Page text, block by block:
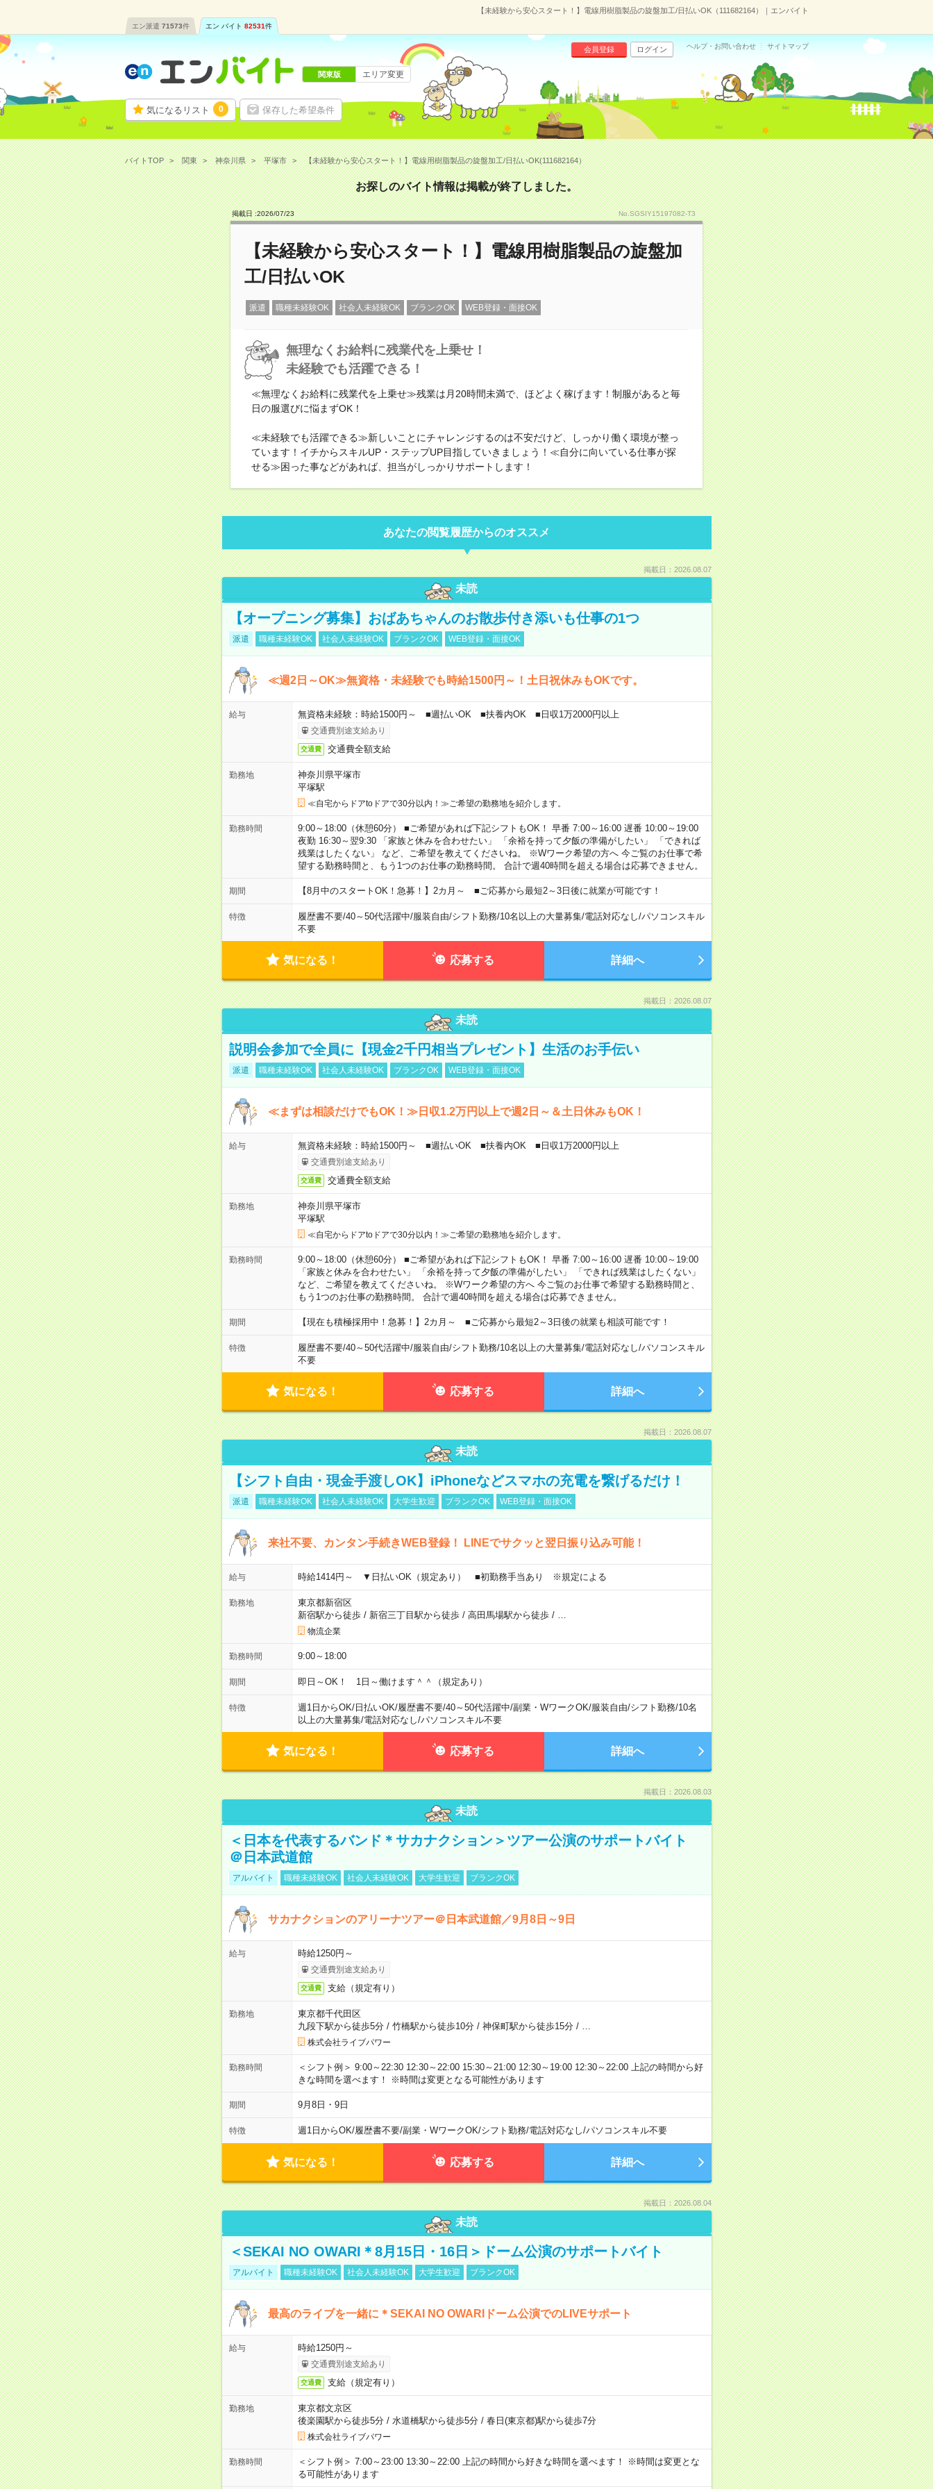
【未経験から安心スタート！】電線用樹脂製品の旋盤加工/日払いOK（111682164）｜エンバイト
エン派遣 71573件 エン バイト 82531件
気になるリスト 0 保存した希望条件
会員登録 ログイン ヘルプ・お問い合わせ サイトマップ
関東版 エリア変更
バイトTOP 関東 神奈川県 平塚市 【未経験から安心スタート！】電線用樹脂製品の旋盤加工/日払いOK(111682164）
お探しのバイト情報は掲載が終了しました。
掲載日 :2026/07/23 No.SGSIY15197082-T3
【未経験から安心スタート！】電線用樹脂製品の旋盤加
工/日払いOK
派遣 職種未経験OK 社会人未経験OK ブランクOK WEB登録・面接OK
無理なくお給料に残業代を上乗せ！
未経験でも活躍できる！
≪無理なくお給料に残業代を上乗せ≫残業は月20時間未満で、ほどよく稼げます！制服があると毎
日の服選びに悩まずOK！
≪未経験でも活躍できる≫新しいことにチャレンジするのは不安だけど、しっかり働く環境が整っ
ています！イチからスキルUP・ステップUP目指していきましょう！≪自分に向いている仕事が探
せる≫困った事などがあれば、担当がしっかりサポートします！
あなたの閲覧履歴からのオススメ
掲載日：2026.08.07
未読
【オープニング募集】おばあちゃんのお散歩付き添いも仕事の1つ
派遣 職種未経験OK 社会人未経験OK ブランクOK WEB登録・面接OK
≪週2日～OK≫無資格・未経験でも時給1500円～！土日祝休みもOKです。
給与 無資格未経験：時給1500円～ ■週払いOK ■扶養内OK ■日収1万2000円以上
交通費別途支給あり
交通費 交通費全額支給
勤務地
神奈川県平塚市
平塚駅
≪自宅からドアtoドアで30分以内！≫ご希望の勤務地を紹介します。
勤務時間
9:00～18:00（休憩60分） ■ご希望があれば下記シフトもOK！ 早番 7:00～16:00 遅番 10:00～19:00
夜勤 16:30～翌9:30 「家族と休みを合わせたい」 「余裕を持って夕飯の準備がしたい」 「できれば
残業はしたくない」 など、ご希望を教えてくださいね。 ※Wワーク希望の方へ 今ご覧のお仕事で希
望する勤務時間と、もう1つのお仕事の勤務時間。 合計で週40時間を超える場合は応募できません。
期間 【8月中のスタートOK！急募！】2カ月～ ■ご応募から最短2～3日後に就業が可能です！
特徴 履歴書不要/40～50代活躍中/服装自由/シフト勤務/10名以上の大量募集/電話対応なし/パソコンスキル
不要
気になる！ 応募する 詳細へ
掲載日：2026.08.07
未読
説明会参加で全員に【現金2千円相当プレゼント】生活のお手伝い
派遣 職種未経験OK 社会人未経験OK ブランクOK WEB登録・面接OK
≪まずは相談だけでもOK！≫日収1.2万円以上で週2日～＆土日休みもOK！
給与 無資格未経験：時給1500円～ ■週払いOK ■扶養内OK ■日収1万2000円以上
交通費別途支給あり
交通費 交通費全額支給
勤務地
神奈川県平塚市
平塚駅
≪自宅からドアtoドアで30分以内！≫ご希望の勤務地を紹介します。
勤務時間
9:00～18:00（休憩60分） ■ご希望があれば下記シフトもOK！ 早番 7:00～16:00 遅番 10:00～19:00
「家族と休みを合わせたい」 「余裕を持って夕飯の準備がしたい」 「できれば残業はしたくない」
など、ご希望を教えてくださいね。 ※Wワーク希望の方へ 今ご覧のお仕事で希望する勤務時間と、
もう1つのお仕事の勤務時間。 合計で週40時間を超える場合は応募できません。
期間 【現在も積極採用中！急募！】2カ月～ ■ご応募から最短2～3日後の就業も相談可能です！
特徴 履歴書不要/40～50代活躍中/服装自由/シフト勤務/10名以上の大量募集/電話対応なし/パソコンスキル
不要
気になる！ 応募する 詳細へ
掲載日：2026.08.07
未読
【シフト自由・現金手渡しOK】iPhoneなどスマホの充電を繋げるだけ！
派遣 職種未経験OK 社会人未経験OK 大学生歓迎 ブランクOK WEB登録・面接OK
来社不要、カンタン手続きWEB登録！ LINEでサクッと翌日振り込み可能！
給与 時給1414円～ ▼日払いOK（規定あり） ■初勤務手当あり ※規定による
勤務地
東京都新宿区
新宿駅から徒歩/ 新宿三丁目駅から徒歩/ 高田馬場駅から徒歩/
物流企業
勤務時間 9:00～18:00
期間 即日～OK！ 1日～働けます＾＾（規定あり）
特徴 週1日からOK/日払いOK/履歴書不要/40～50代活躍中/副業・WワークOK/服装自由/シフト勤務/10名
以上の大量募集/電話対応なし/パソコンスキル不要
気になる！ 応募する 詳細へ
掲載日：2026.08.03
未読
＜日本を代表するバンド＊サカナクション＞ツアー公演のサポートバイト
＠日本武道館
アルバイト 職種未経験OK 社会人未経験OK 大学生歓迎 ブランクOK
サカナクションのアリーナツアー＠日本武道館／9月8日～9日
給与 時給1250円～
交通費別途支給あり
交通費 支給（規定有り）
勤務地
東京都千代田区
九段下駅から徒歩5分/ 竹橋駅から徒歩10分/ 神保町駅から徒歩15分/
株式会社ライブパワー
勤務時間
＜シフト例＞ 9:00～22:30 12:30～22:00 15:30～21:00 12:30～19:00 12:30～22:00 上記の時間から好
きな時間を選べます！ ※時間は変更となる可能性があります
期間 9月8日・9日
特徴 週1日からOK/履歴書不要/副業・WワークOK/シフト勤務/電話対応なし/パソコンスキル不要
気になる！ 応募する 詳細へ
掲載日：2026.08.04
未読
＜SEKAI NO OWARI＊8月15日・16日＞ドーム公演のサポートバイト
アルバイト 職種未経験OK 社会人未経験OK 大学生歓迎 ブランクOK
最高のライブを一緒に＊SEKAI NO OWARIドーム公演でのLIVEサポート
給与 時給1250円～
交通費別途支給あり
交通費 支給（規定有り）
勤務地
東京都文京区
後楽園駅から徒歩5分/ 水道橋駅から徒歩5分/ 春日(東京都)駅から徒歩7分
株式会社ライブパワー
勤務時間
＜シフト例＞ 7:00～23:00 13:30～22:00 上記の時間から好きな時間を選べます！ ※時間は変更とな
る可能性があります